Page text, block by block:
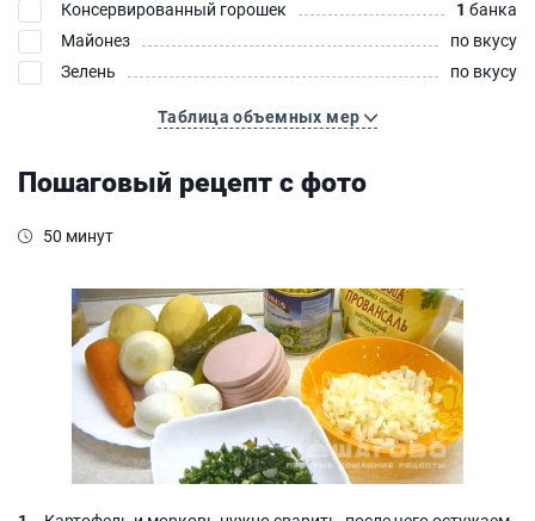
Консервированный горошек
1 банка
Майонез
по вкусу
Зелень
по вкусу
Таблица объемных мер
Пошаговый рецепт с фото
50 минут